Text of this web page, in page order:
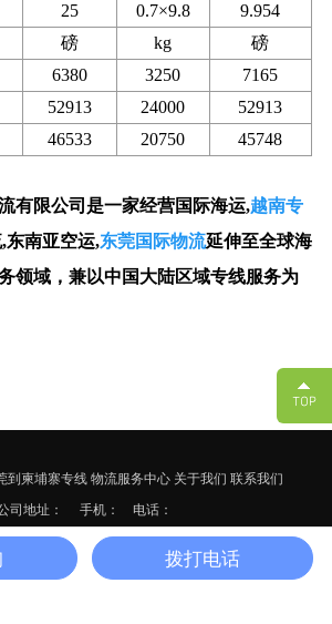
25 0.7×9.8
9.954
磅 kg
磅
6380 3250
7165
52913 24000
52913
46533 20750 45748
有限公司 是一家经营国际海运,越南专
东南亚空运,东莞国际物流延伸至全球海
领域，兼以中国大陆区域专线服务为
到柬埔寨专线 物流服务中心 关于我们 联系我们
司地址： 手机： 电话：
ICP备17125652号-3 网站地图XML
拨打电话